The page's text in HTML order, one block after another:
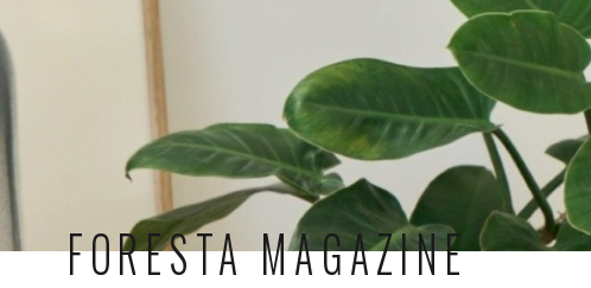
FORESTA MAGAZINE